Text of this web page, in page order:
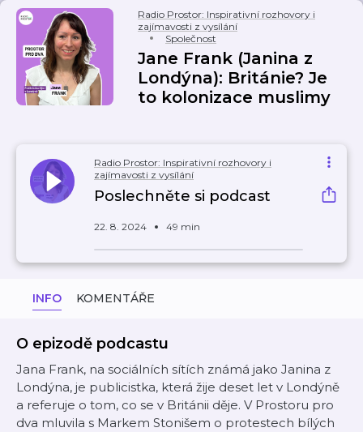
Radio Prostor: Inspirativní rozhovory i
zajímavosti z vysílání
Společnost
Jane Frank (Janina z
Londýna): Británie? Je
to kolonizace muslimy
Radio Prostor: Inspirativní rozhovory i
zajímavosti z vysílání
Poslechněte si podcast
22. 8. 2024 49 min
INFO KOMENTÁŘE
O epizodě podcastu
Jana Frank, na sociálních sítích známá jako Janina z
Londýna, je publicistka, která žije deset let v Londýně
a referuje o tom, co se v Británii děje. V Prostoru pro
dva mluvila s Markem Stonišem o protestech bílých